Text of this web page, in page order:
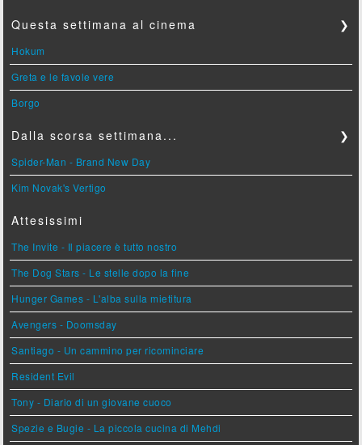
Questa settimana al cinema ❯
Hokum
Greta e le favole vere
Borgo
Dalla scorsa settimana... ❯
Spider-Man - Brand New Day
Kim Novak's Vertigo
Attesissimi
The Invite - Il piacere è tutto nostro
The Dog Stars - Le stelle dopo la fine
Hunger Games - L'alba sulla mietitura
Avengers - Doomsday
Santiago - Un cammino per ricominciare
Resident Evil
Tony - Diario di un giovane cuoco
Spezie e Bugie - La piccola cucina di Mehdi